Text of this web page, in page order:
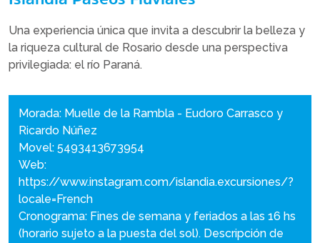
Una experiencia única que invita a descubrir la belleza y
la riqueza cultural de Rosario desde una perspectiva
privilegiada: el río Paraná.
Morada: Muelle de la Rambla - Eudoro Carrasco y
Ricardo Núñez
Movel: 5493413673954
Web:
https://www.instagram.com/islandia.excursiones/?
locale=French
Cronograma: Fines de semana y feriados a las 16 hs
(horario sujeto a la puesta del sol). Descripción de